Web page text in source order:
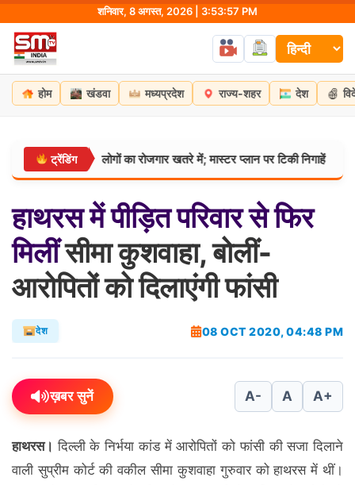
content
शनिवार, 8 अगस्त, 2026 | 3:53:58 PM
होम खंडवा मध्यप्रदेश राज्य-शहर देश
ट्रेंडिंग
लोगों का रोजगार खतरे में; मास्टर प्लान पर टिकी निगाहें मध्यप्रदेश:
हाथरसमेंपीड़ितपरिवारसेफिर
मिलींसीमा कुशवाहा, बोलीं-
आरोपितों को दिलाएंगी फांसी
देश 08 OCT 2020, 04:48 PM
ख़बर सुनें A- A A+
हाथरस। दिल्ली के निर्भया कांड में आरोपितों को फांसी की सजा दिलाने
वाली सुप्रीम कोर्ट की वकील सीमा कुशवाहा गुरुवार को हाथरस में थीं।